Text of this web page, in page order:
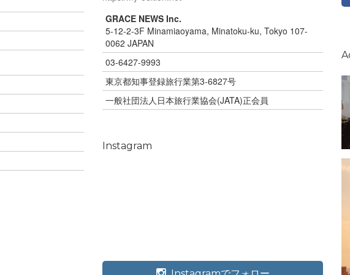
GRACE NEWS Inc.
5-12-2-3F Minamiaoyama, Minatoku-ku, Tokyo 107-
0062 JAPAN
03-6427-9993
東京都知事登録旅行業第3-6827号
一般社団法人日本旅行業協会(JATA)正会員
Instagram